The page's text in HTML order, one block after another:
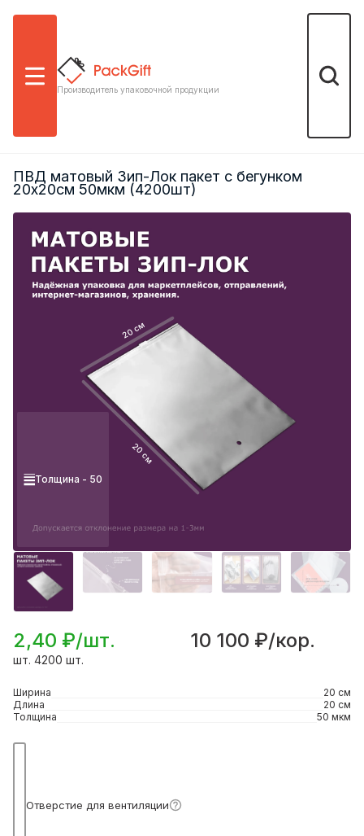
Меню
Производитель упаковочной продукции
Поиск
20 см
20 см
Толщина - 50
ПВД матовый Зип-Лок пакет с бегунком
20х20см 50мкм (4200шт)
2,40 ₽/шт. 10 100 ₽/кор.
шт. 4200 шт.
Ширина
20 см
Длина
20 см
Толщина
50 мкм
Отверстие для вентиляции